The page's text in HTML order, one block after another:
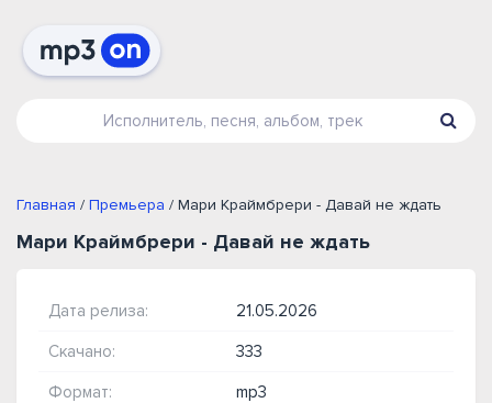
Главная / Премьера / Мари Краймбрери - Давай не ждать
Мари Краймбрери - Давай не ждать
Дата релиза: 21.05.2026
Скачано: 333
Формат: mp3